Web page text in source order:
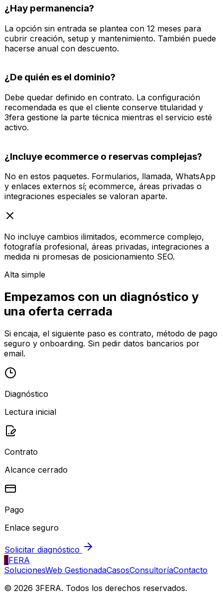
¿Hay permanencia?
La opción sin entrada se plantea con 12 meses para
cubrir creación, setup y mantenimiento. También puede
hacerse anual con descuento.
¿De quién es el dominio?
Debe quedar definido en contrato. La configuración
recomendada es que el cliente conserve titularidad y
3fera gestione la parte técnica mientras el servicio esté
activo.
¿Incluye ecommerce o reservas complejas?
No en estos paquetes. Formularios, llamada, WhatsApp
y enlaces externos sí; ecommerce, áreas privadas o
integraciones especiales se valoran aparte.
No incluye cambios ilimitados, ecommerce complejo,
fotografía profesional, áreas privadas, integraciones a
medida ni promesas de posicionamiento SEO.
Alta simple
Empezamos con un diagnóstico y
una oferta cerrada
Si encaja, el siguiente paso es contrato, método de pago
seguro y onboarding. Sin pedir datos bancarios por
email.
Diagnóstico
Lectura inicial
Contrato
Alcance cerrado
Pago
Enlace seguro
Solicitar diagnóstico
3FERA
SolucionesWeb GestionadaCasosConsultoríaContacto
© 2026 3FERA. Todos los derechos reservados.